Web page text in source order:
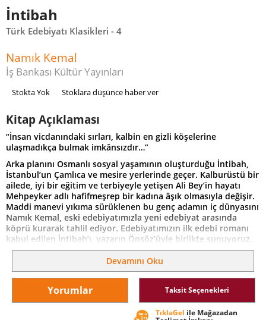
İntibah
Türk Edebiyatı Klasikleri - 4
Namık Kemal
İş Bankası Kültür Yayınları
Stokta Yok Stoklara düşünce haber ver
Kitap Açıklaması
“İnsan vicdanındaki sırları, kalbin en gizli köşelerine
ulaşmadıkça bulmak imkânsızdır…”
Arka planını Osmanlı sosyal yaşamının oluşturduğu İntibah,
İstanbul’un Çamlıca ve mesire yerlerinde geçer. Kalburüstü bir
ailede, iyi bir eğitim ve terbiyeyle yetişen Ali Bey’in hayatı
Mehpeyker adlı hafifmeşrep bir kadına âşık olmasıyla değişir.
Maddi manevi yıkıma sürüklenen bu genç adamın iç dünyasını
Namık Kemal, eski edebiyatımızla yeni edebiyat arasında
köprü kurarak tahlil ediyor. Edebiyatımızın ilk edebi romanı
kabul edilen İntibah’ı, yazarın Önsöz’üyle birlikte sunuyoruz.
Namık Kemal (1840-1888) Gazeteciliğiyle toplumun fikirlerine
yön veren, yazarlığıyla yeni edebiyatın kapılarını açan,
mücadelesiyle Meşrutiyet’e ivme kazandıran fikir adamı, yazar
ve en bilinen yönüyle vatan şairidir. Onda her şey hürriyet
ikisi üstüne kurulmuş ve gelişmiştir. Erken yaşta annesini
Devamını Oku
Yorumlar Taksit Seçenekleri
TıklaGel ile Mağazadan